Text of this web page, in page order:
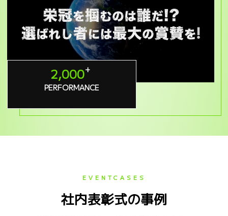
2,000+
PERFORMANCE
EVENTCASES
社内表彰式の事例